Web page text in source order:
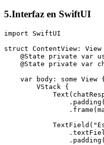
5.Interfaz en SwiftUI
import SwiftUI
struct ContentView: View
@State private var
@State private var
    var body: some View {
        VStack {